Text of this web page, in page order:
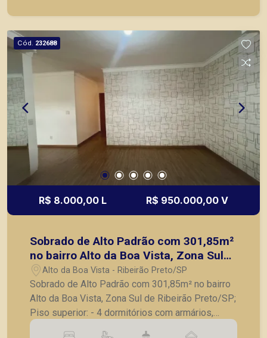
Cód. 232688
R$ 8.000,00 L R$ 950.000,00 V
Sobrado de Alto Padrão com 301,85m²
no bairro Alto da Boa Vista, Zona Sul
de Ribeirão Preto/SP;
Alto da Boa Vista - Ribeirão Preto/SP
Sobrado de Alto Padrão com 301,85m² no bairro
Alto da Boa Vista, Zona Sul de Ribeirão Preto/SP;
Piso superior: - 4 dormitórios com armários,
sendo 2 suítes, 1 suíte com closet e banheira; -